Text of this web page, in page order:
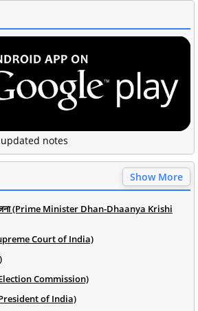
notes
Show More
(Prime Minister Dhan-Dhaanya Krishi
Court of India)
Election Commission)
President of India)